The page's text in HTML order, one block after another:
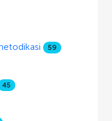
59
45